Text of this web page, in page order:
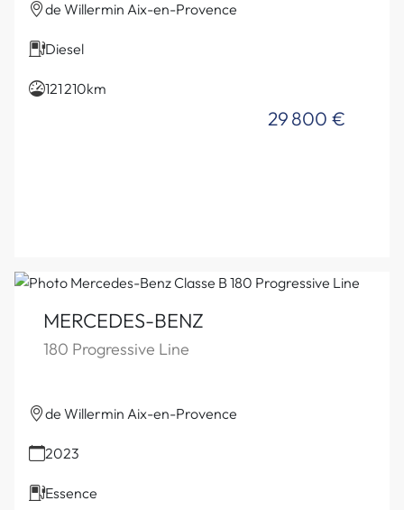
de Willermin Aix-en-Provence
Diesel
121 210km
29 800 €
MERCEDES-BENZ
180 Progressive Line
de Willermin Aix-en-Provence
2023
Essence